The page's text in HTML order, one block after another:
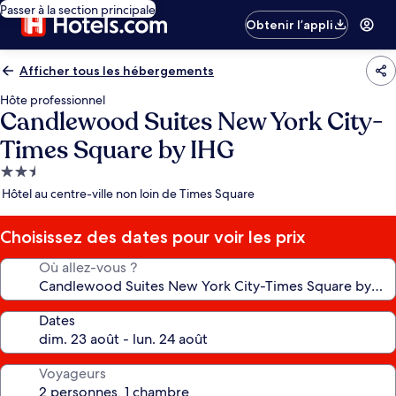
Passer à la section principale
Obtenir l’appli
Afficher tous les hébergements
Hôte professionnel
Candlewood Suites New York City-
Times Square by IHG
Hébergement
2.5 étoiles
Hôtel au centre-ville non loin de Times Square
Choisissez des dates pour voir les prix
Où allez-vous ?
Dates
Voyageurs